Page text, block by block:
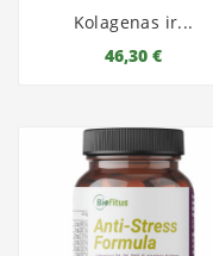
Kolagenas ir...
46,30 €